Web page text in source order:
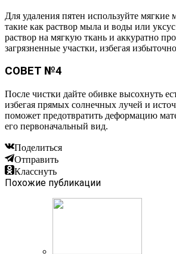
Для удаления пятен используйте мягкие
такие как раствор мыла и воды или
раствор на мягкую ткань и аккуратно
загрязненные участки, избегая
СОВЕТ №4
После чистки дайте обивке высохнуть
избегая прямых солнечных лучей и
поможет предотвратить деформацию
его первоначальный вид.
Поделиться
Отправить
Класснуть
Похожие публикации